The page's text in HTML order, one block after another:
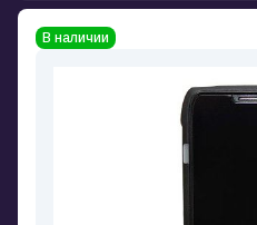
В наличии